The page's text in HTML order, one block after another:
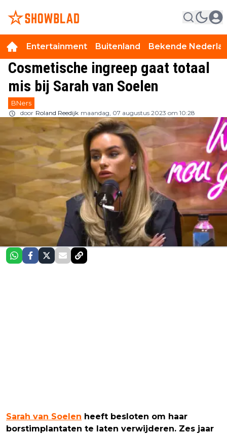
Entertainment Buitenland Bekende
Cosmetische ingreep gaat totaal
mis bij Sarah van Soelen
BNers
door Roland Reedijk maandag, 07 augustus 2023 om 10:28
Sarah van Soelen heeft besloten om haar
borstimplantaten te laten verwijderen. Zes jaar